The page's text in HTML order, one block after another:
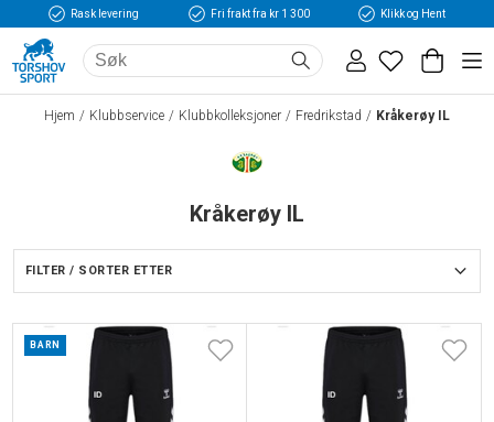
Rask levering Fri frakt fra kr 1 300 Klikk og Hent
Hjem Klubbservice Klubbkolleksjoner Fredrikstad Kråkerøy IL
Kråkerøy IL
FILTER / SORTER ETTER
BARN